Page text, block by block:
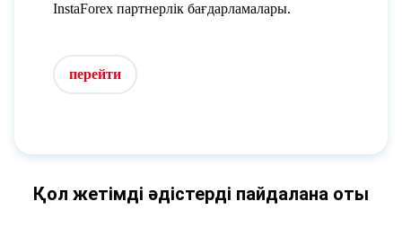
InstaForex партнерлік бағдарламалары.
перейти
Қол жетімді әдістерді пайдалана оты